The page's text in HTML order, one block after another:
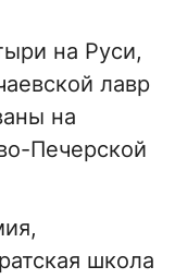
на Руси,
лавр
на
Печерской
школа